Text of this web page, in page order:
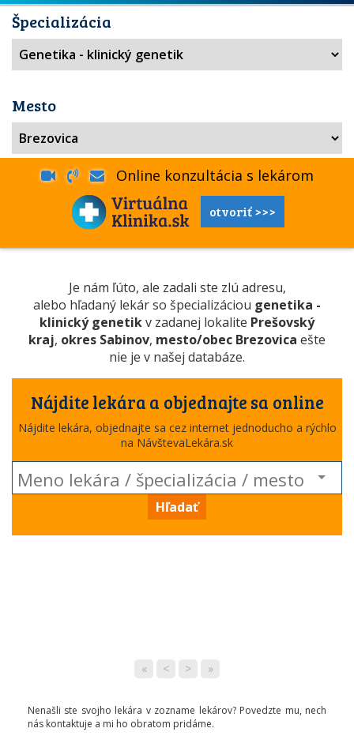
Špecializácia
Mesto
Online konzultácia s lekárom
otvoriť >>>
Je nám ľúto, ale zadali ste zlú adresu,
alebo hľadaný lekár so špecializáciou genetika -
klinický genetikv zadanej lokalite Prešovský
kraj, okres Sabinov, mesto/obec Brezovica ešte
nie je v našej databáze.
Nájdite lekára a objednajte sa online
Nájdite lekára, objednajte sa cez internet jednoducho a rýchlo
na NávštevaLekára.sk
Hľadať
« < > »
Nenašli ste svojho lekára v zozname lekárov? Povedzte mu, nech
nás kontaktuje a mi ho obratom pridáme.